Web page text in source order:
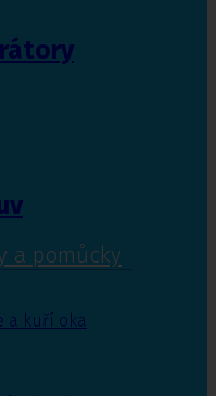
a pomůcky
a kuří oka